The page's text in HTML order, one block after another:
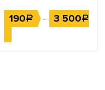
190Р – 3 500Р